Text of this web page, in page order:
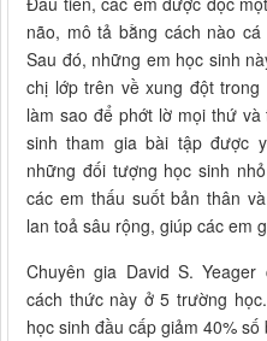
não, mô tả bằng cách nào
Sau đó, những em học sinh
chị lớp trên về xung đột
làm sao để phớt lờ mọi thứ
sinh tham gia bài tập được
những đối tượng học sinh
các em thấu suốt bản thân
lan toả sâu rộng, giúp các em
Chuyên gia David S.
cách thức này ở 5 trường
học sinh đầu cấp giảm 40%